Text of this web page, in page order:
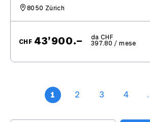
8050 Zürich
CHF 43’900.– da CHF
397.80 / mese
1 2 3 4